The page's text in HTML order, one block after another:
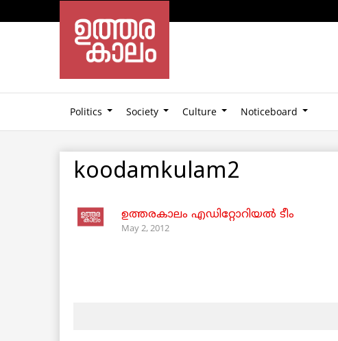
Politics Society Culture Noticeboard
koodamkulam2
ഉത്തരകാലം എഡിറ്റോറിയല്‍ ടീം
May 2, 2012